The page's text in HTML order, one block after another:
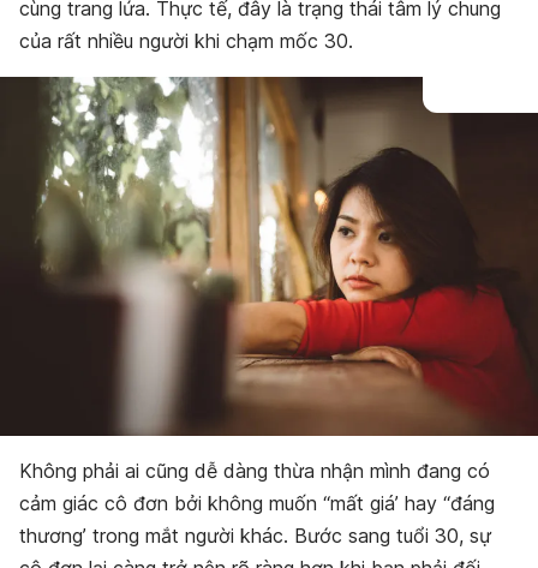
cùng trang lứa. Thực tế, đây là trạng thái tâm lý chung
của rất nhiều người khi chạm mốc 30.
Không phải ai cũng dễ dàng thừa nhận mình đang có
cảm giác cô đơn bởi không muốn “mất giá’ hay “đáng
thương’ trong mắt người khác. Bước sang tuổi 30, sự